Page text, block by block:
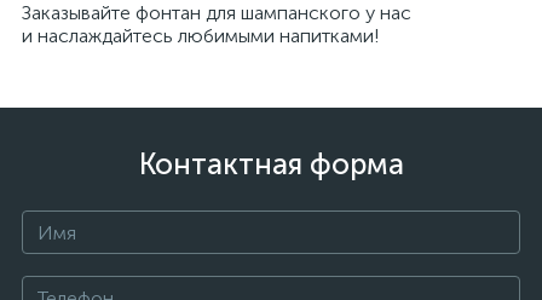
Заказывайте фонтан для шампанского у нас
и наслаждайтесь любимыми напитками!
Контактная форма